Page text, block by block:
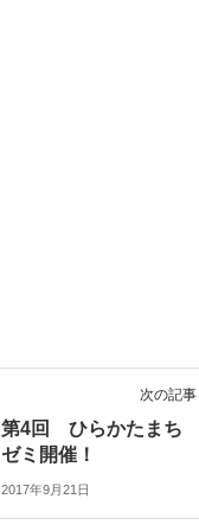
次の記事
第4回 ひらかたまち
ゼミ開催！
2017年9月21日